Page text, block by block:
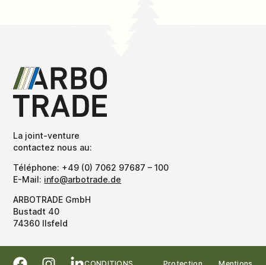
La joint-venture
contactez nous au:
Téléphone: +49 (0) 7062 97687 – 100
E-Mail: info@arbotrade.de
ARBOTRADE GmbH
Bustadt 40
74360 Ilsfeld